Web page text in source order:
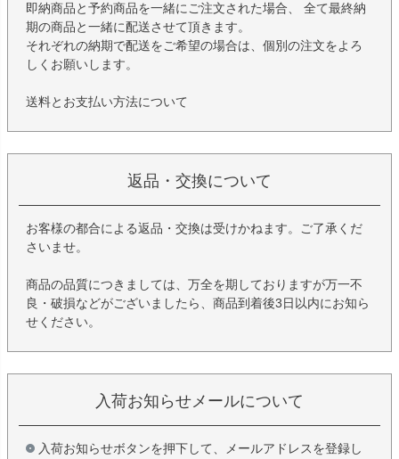
即納商品と予約商品を一緒にご注文された場合、 全て最終納
期の商品と一緒に配送させて頂きます。
それぞれの納期で配送をご希望の場合は、個別の注文をよろ
しくお願いします。
送料とお支払い方法について
返品・交換について
お客様の都合による返品・交換は受けかねます。ご了承くだ
さいませ。
商品の品質につきましては、万全を期しておりますが万一不
良・破損などがございましたら、商品到着後3日以内にお知ら
せください。
入荷お知らせメールについて
入荷お知らせボタンを押下して、メールアドレスを登録し